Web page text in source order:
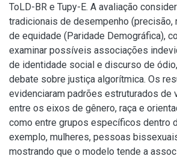
ToLD-BR e Tupy-E. A avaliação
tradicionais de desempenho (precisão,
de equidade (Paridade Demográfica),
examinar possíveis associações
de identidade social e discurso de
debate sobre justiça algorítmica. Os
evidenciaram padrões estruturados de
entre os eixos de gênero, raça e
como entre grupos específicos dentro
exemplo, mulheres, pessoas
mostrando que o modelo tende a